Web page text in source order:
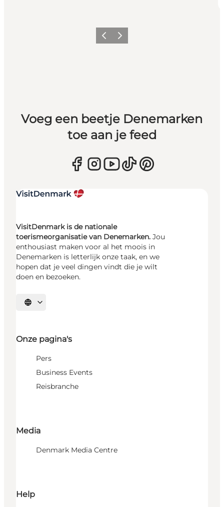
Vorige Volgende
Voeg een beetje Denemarken
toe aan je feed
VisitDenmark is de nationale
toerismeorganisatie van Denemarken. Jou
enthousiast maken voor al het moois in
Denemarken is letterlijk onze taak, en we
hopen dat je veel dingen vindt die je wilt
doen en bezoeken.
Selecteer taal
Onze pagina's
Pers
Business Events
Reisbranche
Media
Denmark Media Centre
Help